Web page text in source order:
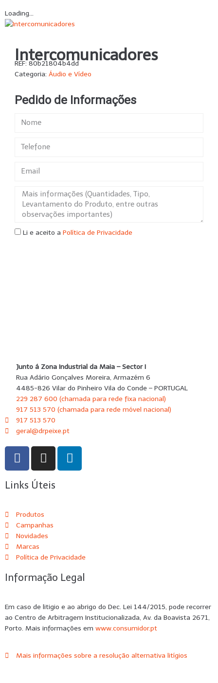
Loading...
Intercomunicadores
REF: 80b21804b4dd
Categoria: Áudio e Vídeo
Pedido de Informações
Li e aceito a Política de Privacidade
Junto á Zona Industrial da Maia – Sector I
Rua Adário Gonçalves Moreira, Armazém 6
4485-826 Vilar do Pinheiro Vila do Conde – PORTUGAL
229 287 600 (chamada para rede fixa nacional)
917 513 570 (chamada para rede móvel nacional)
917 513 570
geral@drpeixe.pt
Links Úteis
Produtos
Campanhas
Novidades
Marcas
Política de Privacidade
Informação Legal
Em caso de litigio e ao abrigo do Dec. Lei 144/2015, pode recorrer
ao Centro de Arbitragem Institucionalizada, Av. da Boavista 2671,
Porto. Mais informações em www.consumidor.pt
Mais informações sobre a resolução alternativa litígios